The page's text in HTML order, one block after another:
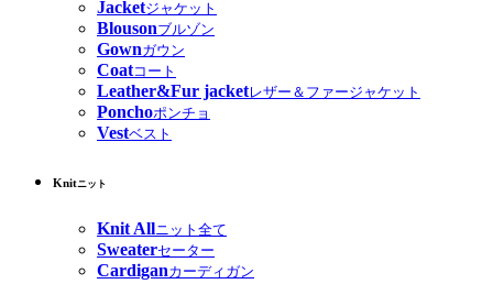
Jacketジャケット
Blousonブルゾン
Gownガウン
Coatコート
Leather&Fur jacketレザー＆ファージャケット
Ponchoポンチョ
Vestベスト
Knitニット
Knit Allニット全て
Sweaterセーター
Cardiganカーディガン